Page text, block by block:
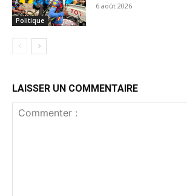
Politique
6 août 2026
LAISSER UN COMMENTAIRE